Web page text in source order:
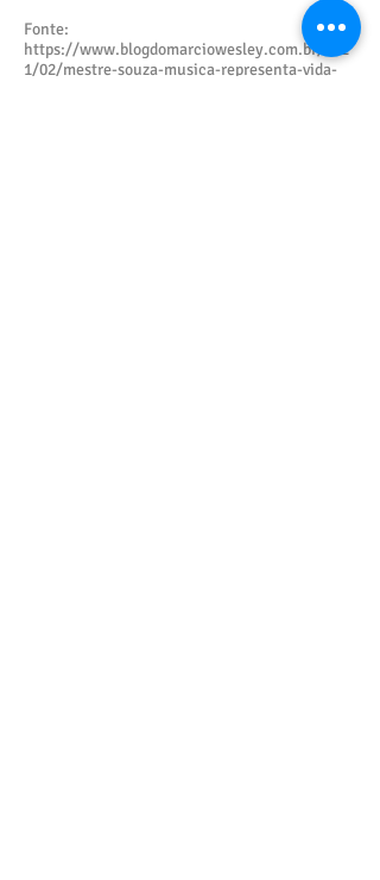
Fonte:
https://www.blogdomarciowesley.com.br/202
1/02/mestre-souza-musica-representa-vida-